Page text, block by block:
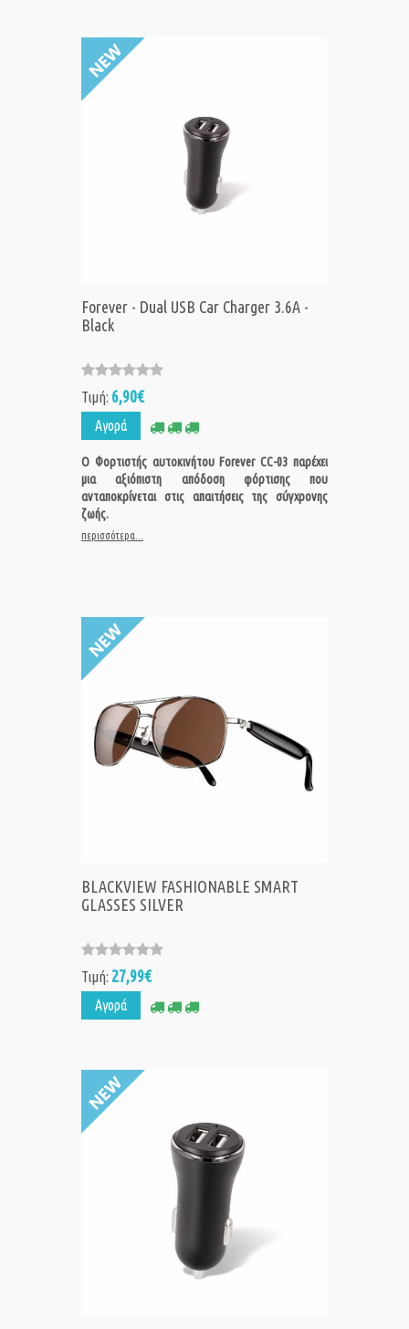
Forever - Dual USB Car Charger 3.6A -
Black
Τιμή: 6,90€
Αγορά
Ο Φορτιστής αυτοκινήτου Forever CC-03 παρέχει
μια αξιόπιστη απόδοση φόρτισης που
ανταποκρίνεται στις απαιτήσεις της σύγχρονης
ζωής.
περισσότερα...
BLACKVIEW FASHIONABLE SMART
GLASSES SILVER
Τιμή: 27,99€
Αγορά